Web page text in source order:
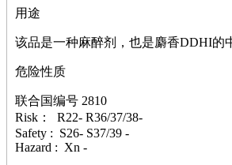
其它
嗪
醛
炔
噻吩
筛
砷
石
用途
该品是一种麻醉剂，也是麝香DDHI的
危险性质
联合国编号 2810
Risk： R22- R36/37/38-
Safety : S26- S37/39 -
Hazard : Xn -